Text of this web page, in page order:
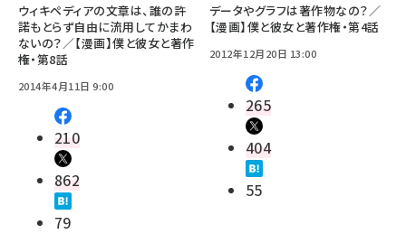
ウィキペディアの文章は、誰の許
諾もとらず自由に流用してかまわ
ないの？／【漫画】僕と彼女と著作
権・第8話
2014年4月11日 9:00
210
862
79
データやグラフは著作物なの？／
【漫画】僕と彼女と著作権・第4話
2012年12月20日 13:00
265
404
55